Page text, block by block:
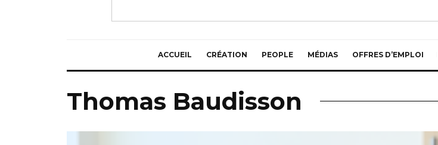
ACCUEIL CRÉATION PEOPLE MÉDIAS OFFRES D’EMPLOI
Thomas Baudisson